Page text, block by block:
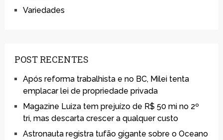
Variedades
POST RECENTES
Após reforma trabalhista e no BC, Milei tenta
emplacar lei de propriedade privada
Magazine Luiza tem prejuízo de R$ 50 mi no 2º
tri, mas descarta crescer a qualquer custo
Astronauta registra tufão gigante sobre o Oceano